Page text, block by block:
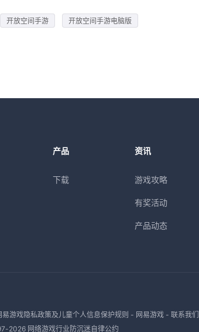
开放空间手游 开放空间手游电脑版
产品
下载
资讯
游戏攻略
有奖活动
产品动态
易游戏隐私政策及儿童个人信息保护规则 - 网易游戏- 联系我们
2026 网络游戏行业防沉迷自律公约